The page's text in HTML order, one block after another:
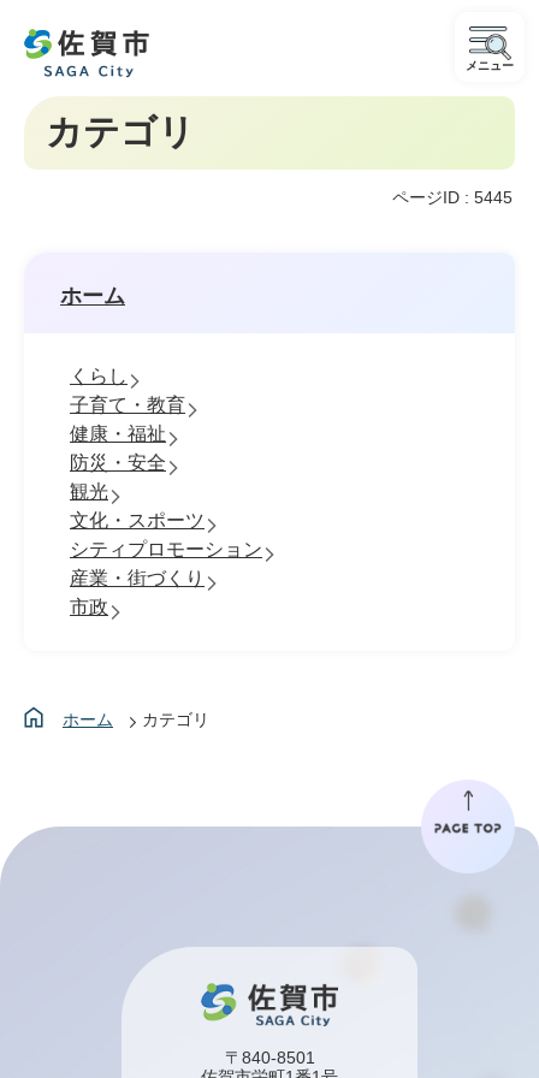
メニュー
カテゴリ
ページID : 5445
ホーム
くらし
子育て・教育
健康・福祉
防災・安全
観光
文化・スポーツ
シティプロモーション
産業・街づくり
市政
ホーム カテゴリ
〒840-8501